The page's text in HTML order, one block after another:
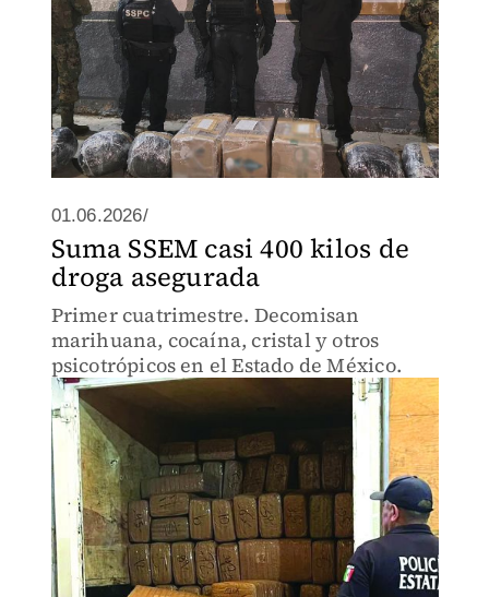
01.06.2026/
Suma SSEM casi 400 kilos de
droga asegurada
Primer cuatrimestre. Decomisan
marihuana, cocaína, cristal y otros
psicotrópicos en el Estado de México.